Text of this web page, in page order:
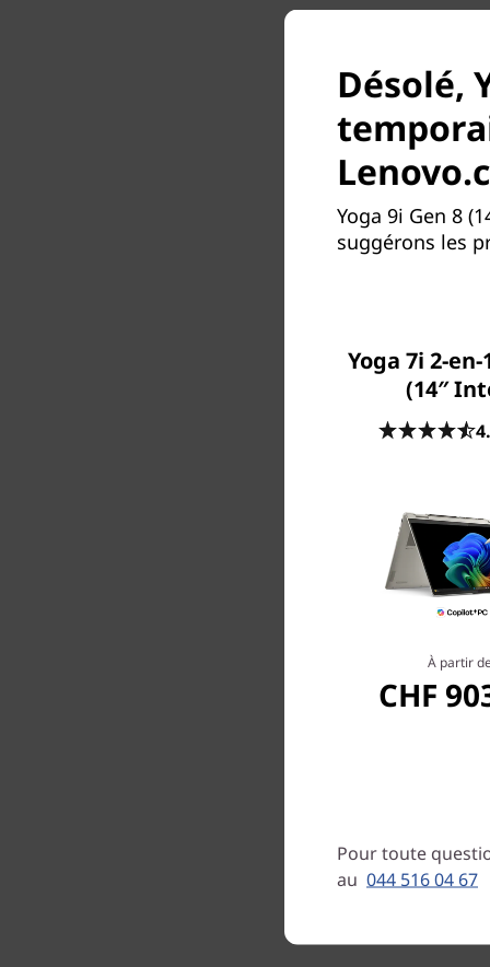
Les
toute
votre
avez le
Désolé,
Yoga 9i Gen 8
suggérons les
Yoga 7i 2-en-
(14″
À partir
CHF
Pour toute
au 044 516 04 67